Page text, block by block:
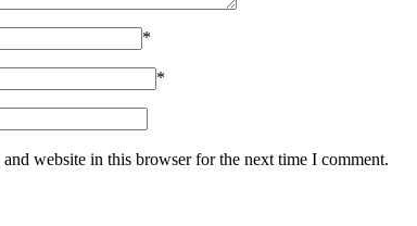
*
*
and website in this browser for the next time I comment.